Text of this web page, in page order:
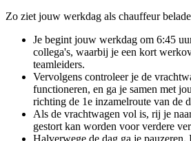
Zo ziet jouw werkdag als chauffeur
Je begint jouw werkdag om 6:45
collega's, waarbij je een kort
teamleiders.
Vervolgens controleer je de
functioneren, en ga je samen met
richting de 1e inzamelroute van de
Als de vrachtwagen vol is, rij je
gestort kan worden voor verdere
Halverwege de dag ga je pauzeren.